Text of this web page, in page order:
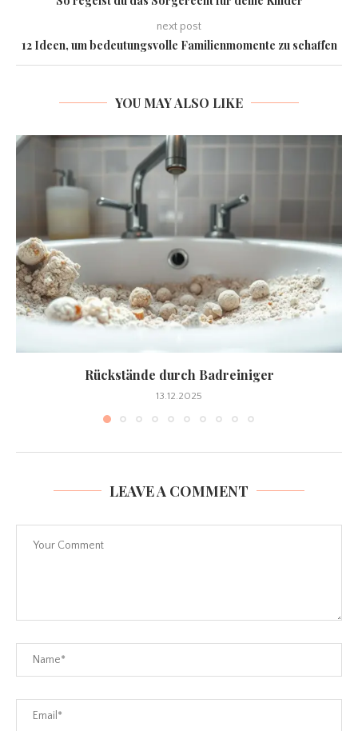
next post
12 Ideen, um bedeutungsvolle Familienmomente zu schaffen
YOU MAY ALSO LIKE
Rückstände durch Badreiniger
13.12.2025
LEAVE A COMMENT